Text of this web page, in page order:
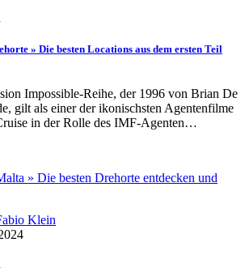
» Die besten Locations aus dem ersten Teil
Impossible-Reihe, der 1996 von Brian De
gilt als einer der ikonischsten Agentenfilme
in der Rolle des IMF-Agenten…
Klein